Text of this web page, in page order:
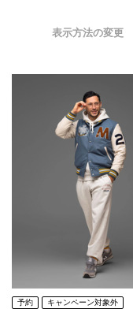
表示方法の変更
予約 キャンペーン対象外